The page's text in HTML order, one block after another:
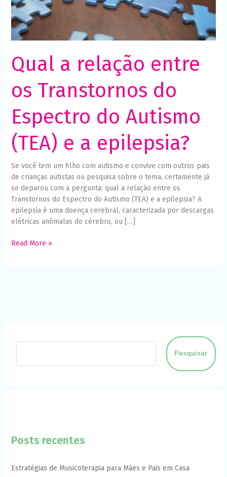
Qual a relação entre
os Transtornos do
Espectro do Autismo
(TEA) e a epilepsia?
Se você tem um filho com autismo e convive com outros pais
de crianças autistas ou pesquisa sobre o tema, certamente já
se deparou com a pergunta: qual a relação entre os
Transtornos do Espectro do Autismo (TEA) e a epilepsia? A
epilepsia é uma doença cerebral, caracterizada por descargas
elétricas anômalas do cérebro, ou […]
(TEA)
e
a
epilepsia?
Read More »
Pesquisar
Posts recentes
Estratégias de Musicoterapia para Mães e Pais em Casa
Necessário
Esses cookies
não são
funcionamento
do site.
Estatísticas
possamos
melhorar a
e a estrutura
do site, com
base em
como o site é
usado.
Experiência
Para que o
nosso site
Ao compartilhar
seus interesses